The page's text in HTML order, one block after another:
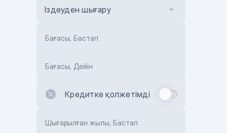
Іздеуден шығару
Бағасы, Бастап
Бағасы, Дейін
Кредитке қолжетімді
Шығарылған жылы, Бастап